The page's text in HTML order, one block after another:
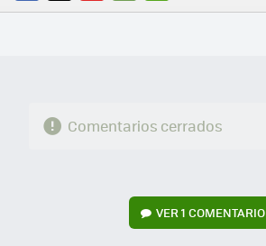
FACEBOOK
TWITTERFLIPBOARD
E-
WHATSAPP
Comentarios cerrados
VER1 COMENTARIO